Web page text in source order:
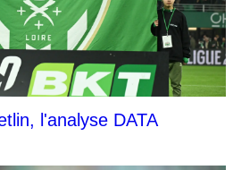
l'analyse DATA